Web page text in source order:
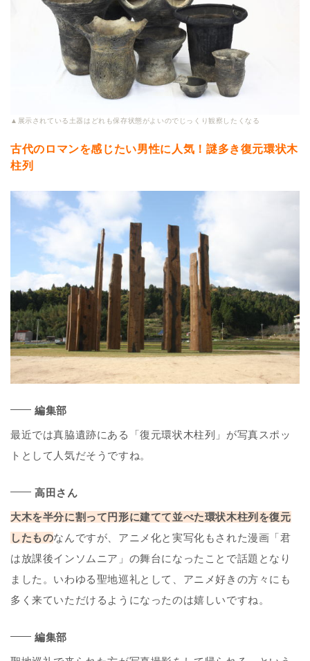
▲展示されている土器はどれも保存状態がよいのでじっくり観察したくなる
古代のロマンを感じたい男性に人気！謎多き復元環状木
柱列
編集部
最近では真脇遺跡にある「復元環状木柱列」が写真スポッ
トとして人気だそうですね。
高田さん
大木を半分に割って円形に建てて並べた環状木柱列を復元
したものなんですが、アニメ化と実写化もされた漫画「君
は放課後インソムニア」の舞台になったことで話題となり
ました。いわゆる聖地巡礼として、アニメ好きの方々にも
多く来ていただけるようになったのは嬉しいですね。
編集部